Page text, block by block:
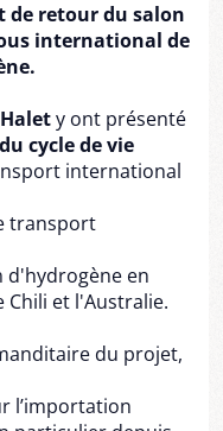
de retour du salon
international de
y ont présenté
cycle de vie
international
transport
en
Chili et l'Australie.
du projet,
l’importation